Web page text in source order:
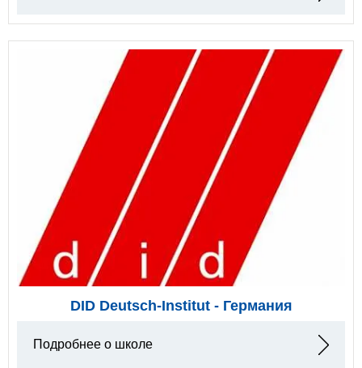
DID Deutsch-Institut - Германия
Подробнее о школе